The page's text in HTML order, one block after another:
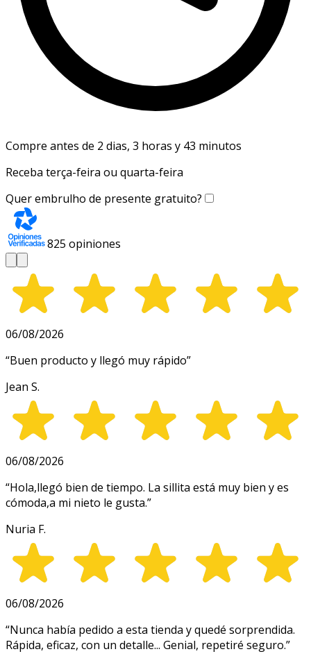
Compre antes de 2 dias, 3 horas y 43 minutos
Receba terça-feira ou quarta-feira
Quer embrulho de presente gratuito?
825 opiniones
06/08/2026
“Buen producto y llegó muy rápido”
Jean S.
06/08/2026
“Hola,llegó bien de tiempo. La sillita está muy bien y es
cómoda,a mi nieto le gusta.”
Nuria F.
06/08/2026
“Nunca había pedido a esta tienda y quedé sorprendida.
Rápida, eficaz, con un detalle... Genial, repetiré seguro.”